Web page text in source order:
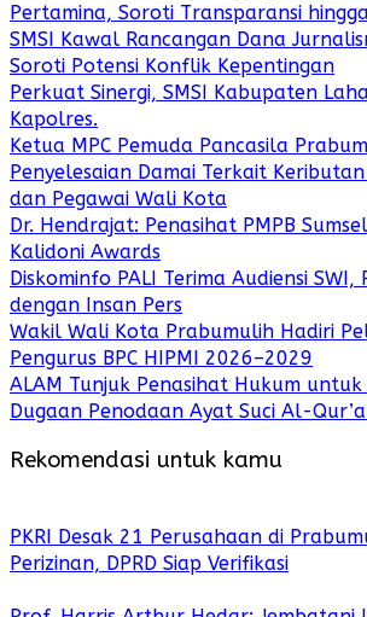
Pertamina, Soroti Transparansi
SMSI Kawal Rancangan Dana
Soroti Potensi Konflik Kepentingan
Perkuat Sinergi, SMSI Kabupaten
Kapolres.
Ketua MPC Pemuda Pancasila
Penyelesaian Damai Terkait
dan Pegawai Wali Kota
Dr. Hendrajat: Penasihat PMPB
Kalidoni Awards
Diskominfo PALI Terima Audiensi SWI,
dengan Insan Pers
Wakil Wali Kota Prabumulih Hadiri
Pengurus BPC HIPMI 2026–2029
ALAM Tunjuk Penasihat Hukum
Dugaan Penodaan Ayat Suci Al-
Rekomendasi untuk kamu
PKRI Desak 21 Perusahaan di
Perizinan, DPRD Siap Verifikasi